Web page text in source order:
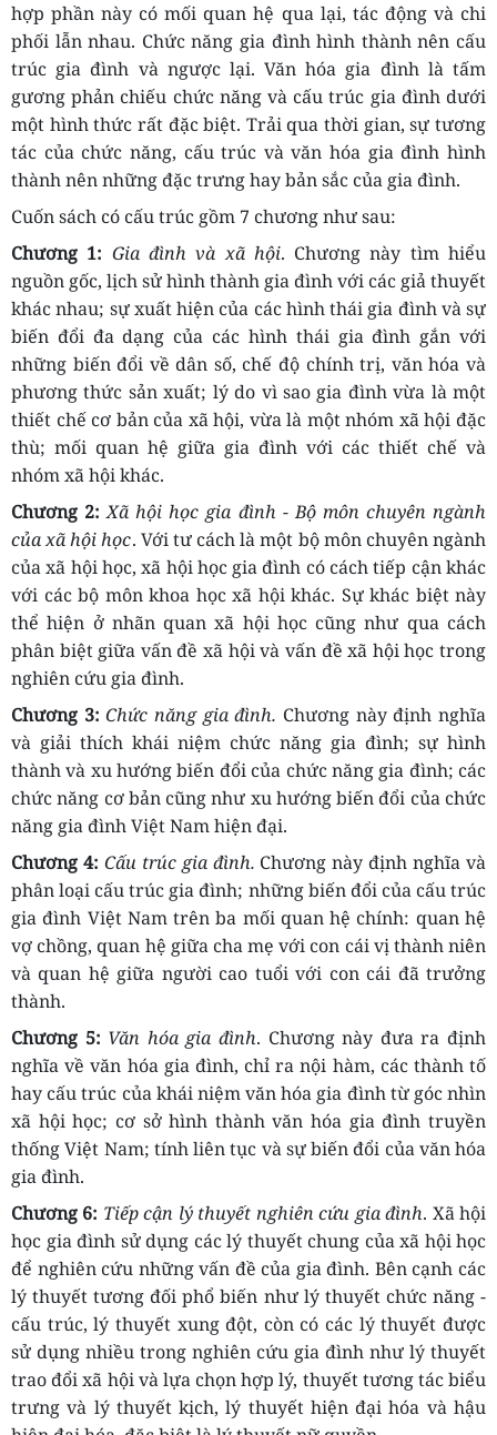
hợp phần này có mối quan hệ qua lại, tác động và chi
phối lẫn nhau. Chức năng gia đình hình thành nên cấu
trúc gia đình và ngược lại. Văn hóa gia đình là tấm
gương phản chiếu chức năng và cấu trúc gia đình dưới
một hình thức rất đặc biệt. Trải qua thời gian, sự tương
tác của chức năng, cấu trúc và văn hóa gia đình hình
thành nên những đặc trưng hay bản sắc của gia đình.
Cuốn sách có cấu trúc gồm 7 chương như sau:
Chương 1: Gia đình và xã hội. Chương này tìm hiểu
nguồn gốc, lịch sử hình thành gia đình với các giả thuyết
khác nhau; sự xuất hiện của các hình thái gia đình và sự
biến đổi đa dạng của các hình thái gia đình gắn với
những biến đổi về dân số, chế độ chính trị, văn hóa và
phương thức sản xuất; lý do vì sao gia đình vừa là một
thiết chế cơ bản của xã hội, vừa là một nhóm xã hội đặc
thù; mối quan hệ giữa gia đình với các thiết chế và
nhóm xã hội khác.
Chương 2: Xã hội học gia đình - Bộ môn chuyên ngành
của xã hội học. Với tư cách là một bộ môn chuyên ngành
của xã hội học, xã hội học gia đình có cách tiếp cận khác
với các bộ môn khoa học xã hội khác. Sự khác biệt này
thể hiện ở nhãn quan xã hội học cũng như qua cách
phân biệt giữa vấn đề xã hội và vấn đề xã hội học trong
nghiên cứu gia đình.
Chương 3: Chức năng gia đình. Chương này định nghĩa
và giải thích khái niệm chức năng gia đình; sự hình
thành và xu hướng biến đổi của chức năng gia đình; các
chức năng cơ bản cũng như xu hướng biến đổi của chức
năng gia đình Việt Nam hiện đại.
Chương 4: Cấu trúc gia đình. Chương này định nghĩa và
phân loại cấu trúc gia đình; những biến đổi của cấu trúc
gia đình Việt Nam trên ba mối quan hệ chính: quan hệ
vợ chồng, quan hệ giữa cha mẹ với con cái vị thành niên
và quan hệ giữa người cao tuổi với con cái đã trưởng
thành.
Chương 5: Văn hóa gia đình. Chương này đưa ra định
nghĩa về văn hóa gia đình, chỉ ra nội hàm, các thành tố
hay cấu trúc của khái niệm văn hóa gia đình từ góc nhìn
xã hội học; cơ sở hình thành văn hóa gia đình truyền
thống Việt Nam; tính liên tục và sự biến đổi của văn hóa
gia đình.
Chương 6: Tiếp cận lý thuyết nghiên cứu gia đình. Xã hội
học gia đình sử dụng các lý thuyết chung của xã hội học
để nghiên cứu những vấn đề của gia đình. Bên cạnh các
lý thuyết tương đối phổ biến như lý thuyết chức năng -
cấu trúc, lý thuyết xung đột, còn có các lý thuyết được
sử dụng nhiều trong nghiên cứu gia đình như lý thuyết
trao đổi xã hội và lựa chọn hợp lý, thuyết tương tác biểu
trưng và lý thuyết kịch, lý thuyết hiện đại hóa và hậu